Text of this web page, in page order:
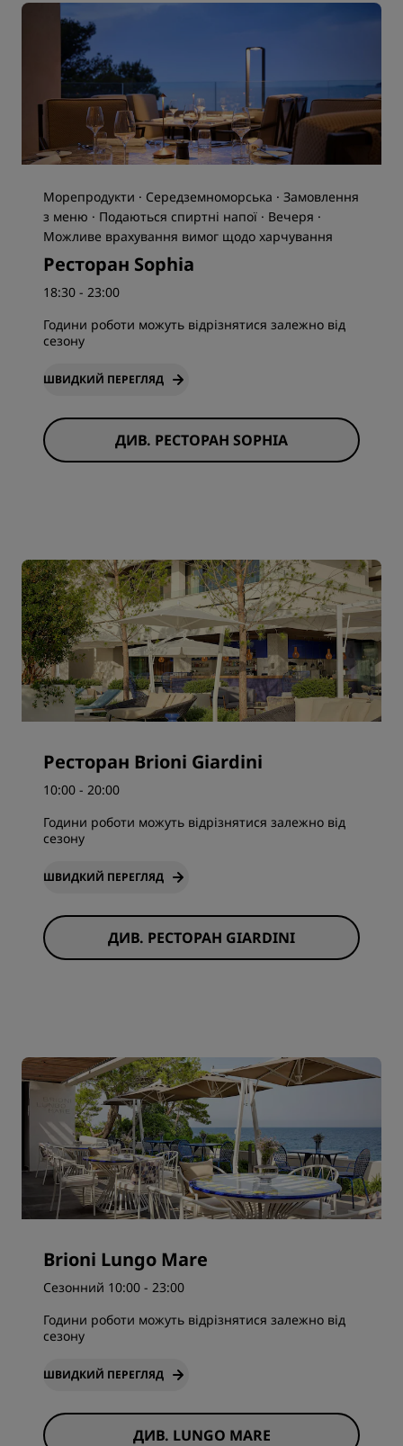
Морепродукти · Середземноморська · Замовлення
з меню · Подаються спиртні напої · Вечеря ·
Можливе врахування вимог щодо харчування
Ресторан Sophia
18:30 - 23:00
Години роботи можуть відрізнятися залежно від
сезону
ШВИДКИЙ ПЕРЕГЛЯД
ДИВ. РЕСТОРАН SOPHIA
Ресторан Brioni Giardini
10:00 - 20:00
Години роботи можуть відрізнятися залежно від
сезону
ШВИДКИЙ ПЕРЕГЛЯД
ДИВ. РЕСТОРАН GIARDINI
Brioni Lungo Mare
Сезонний 10:00 - 23:00
Години роботи можуть відрізнятися залежно від
сезону
ШВИДКИЙ ПЕРЕГЛЯД
ДИВ. LUNGO MARE